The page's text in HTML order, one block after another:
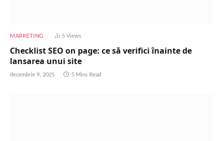
MARKETING 5 Views
Checklist SEO on page: ce să verifici înainte de
lansarea unui site
decembrie 9, 2025 5 Mins Read